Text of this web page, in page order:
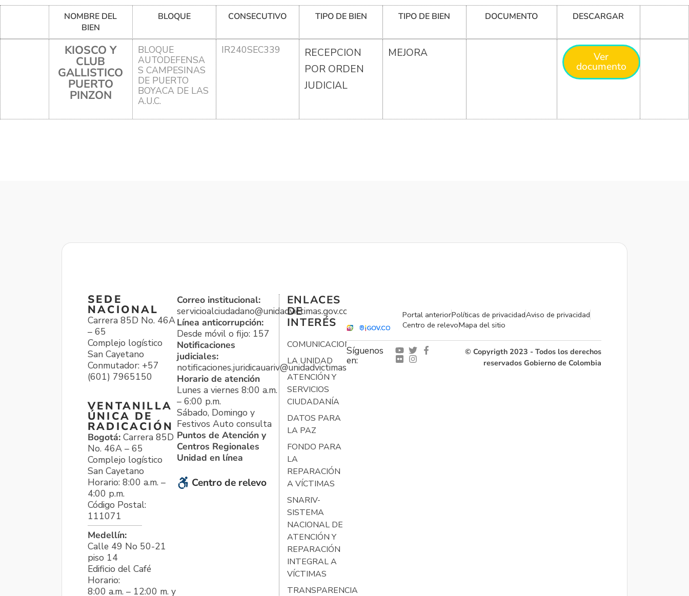
NOMBRE DEL
BIEN
BLOQUE CONSECUTIVO TIPO DE BIEN TIPO DE BIEN DOCUMENTO DESCARGAR
KIOSCO Y
CLUB
GALLISTICO
PUERTO
PINZON
BLOQUE
AUTODEFENSA
S CAMPESINAS
DE PUERTO
BOYACA DE LAS
A.U.C.
IR240SEC339
RECEPCION
POR ORDEN
JUDICIAL
MEJORA Ver
documento
SEDE
NACIONAL
Carrera 85D No. 46A
– 65
Complejo logístico
San Cayetano
Conmutador: +57
(601) 7965150
VENTANILLA
ÚNICA DE
RADICACIÓN
Bogotá: Carrera 85D
No. 46A – 65
Complejo logístico
San Cayetano
Horario: 8:00 a.m. –
4:00 p.m.
Código Postal:
111071
Medellín:
Calle 49 No 50-21
piso 14
Edificio del Café
Horario:
8:00 a.m. – 12:00 m. y
Correo institucional:
servicioalciudadano@unidadvictimas.gov.co
Línea anticorrupción:
Desde móvil o fijo: 157
Notificaciones
judiciales:
notificaciones.juridicauariv@unidadvictimas.gov.co
Horario de atención
Lunes a viernes 8:00 a.m.
– 6:00 p.m.
Sábado, Domingo y
Festivos Auto consulta
Puntos de Atención y
Centros Regionales
Unidad en línea
Centro de relevo
ENLACES
DE
INTERÉS
COMUNICACIONES
LA UNIDAD
ATENCIÓN Y
SERVICIOS
CIUDADANÍA
DATOS PARA
LA PAZ
FONDO PARA
LA
REPARACIÓN
A VÍCTIMAS
SNARIV-
SISTEMA
NACIONAL DE
ATENCIÓN Y
REPARACIÓN
INTEGRAL A
VÍCTIMAS
TRANSPARENCIA
Portal anteriorPolíticas de privacidadAviso de privacidad
Centro de relevoMapa del sitio
Síguenos
en:
© Copyrigth 2023 - Todos los derechos
reservados Gobierno de Colombia